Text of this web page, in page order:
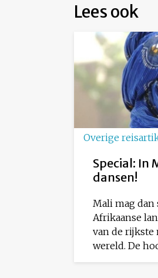
Lees ook
Overige
Special: In
dansen!
Mali mag dan
Afrikaanse
van de rijkste
wereld. De